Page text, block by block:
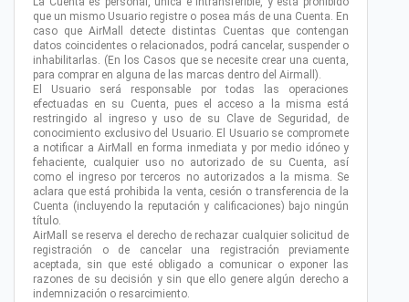
que un mismo Usuario registre o posea más de una Cuenta. En
caso que AirMall detecte distintas Cuentas que contengan
datos coincidentes o relacionados, podrá cancelar, suspender o
inhabilitarlas. (En los Casos que se necesite crear una cuenta,
para comprar en alguna de las marcas dentro del Airmall).
El Usuario será responsable por todas las operaciones
efectuadas en su Cuenta, pues el acceso a la misma está
restringido al ingreso y uso de su Clave de Seguridad, de
conocimiento exclusivo del Usuario. El Usuario se compromete
a notificar a AirMall en forma inmediata y por medio idóneo y
fehaciente, cualquier uso no autorizado de su Cuenta, así
como el ingreso por terceros no autorizados a la misma. Se
aclara que está prohibida la venta, cesión o transferencia de la
Cuenta (incluyendo la reputación y calificaciones) bajo ningún
título.
AirMall se reserva el derecho de rechazar cualquier solicitud de
registración o de cancelar una registración previamente
aceptada, sin que esté obligado a comunicar o exponer las
razones de su decisión y sin que ello genere algún derecho a
indemnización o resarcimiento.